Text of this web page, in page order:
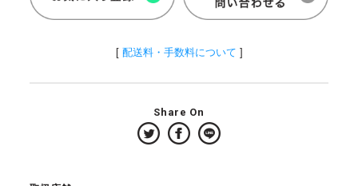
[ 配送料・手数料について ]
Share On